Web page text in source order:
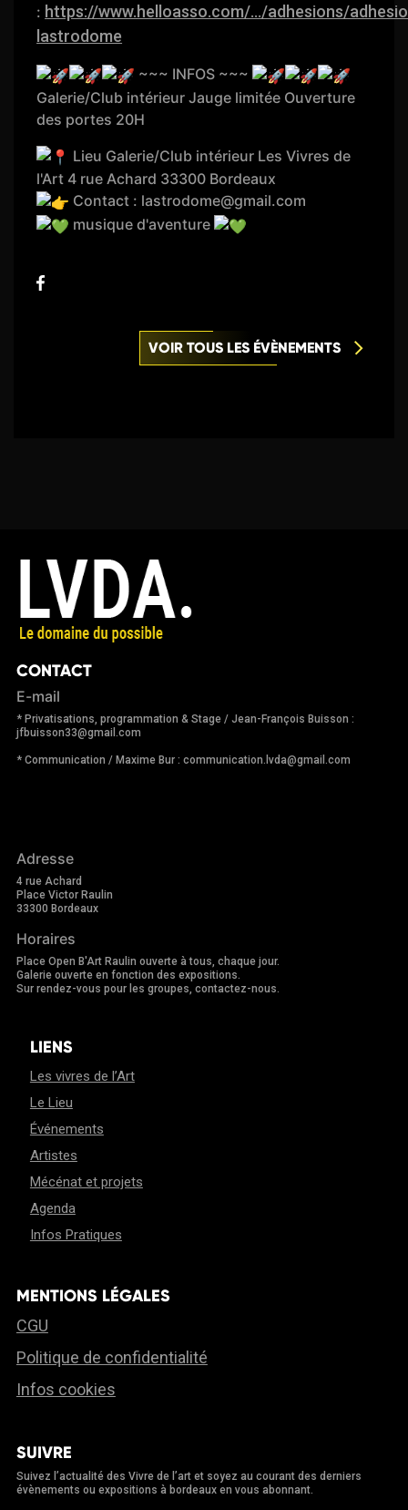
: https://www.helloasso.com/.../adhesions/
lastrodome
~~~ INFOS ~~~
Galerie/Club intérieur Jauge limitée Ouverture
des portes 20H
Lieu Galerie/Club intérieur Les Vivres de
l'Art 4 rue Achard 33300 Bordeaux
Contact : lastrodome@gmail.com
musique d'aventure
VOIR TOUS LES ÉVÈNEMENTS
CONTACT
E-mail
* Privatisations, programmation & Stage / Jean-François Buisson :
jfbuisson33@gmail.com
* Communication / Maxime Bur : communication.lvda@gmail.com
Adresse
4 rue Achard
Place Victor Raulin
33300 Bordeaux
Horaires
Place Open B'Art Raulin ouverte à tous, chaque jour.
Galerie ouverte en fonction des expositions.
Sur rendez-vous pour les groupes, contactez-nous.
LIENS
Les vivres de l’Art
Le Lieu
Événements
Artistes
Mécénat et projets
Agenda
Infos Pratiques
MENTIONS LÉGALES
CGU
Politique de confidentialité
Infos cookies
SUIVRE
Suivez l’actualité des Vivre de l’art et soyez au courant des derniers
évènements ou expositions à bordeaux en vous abonnant.